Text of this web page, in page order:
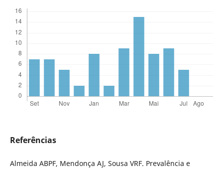
Referências
Almeida ABPF, Mendonça AJ, Sousa VRF. Prevalência e